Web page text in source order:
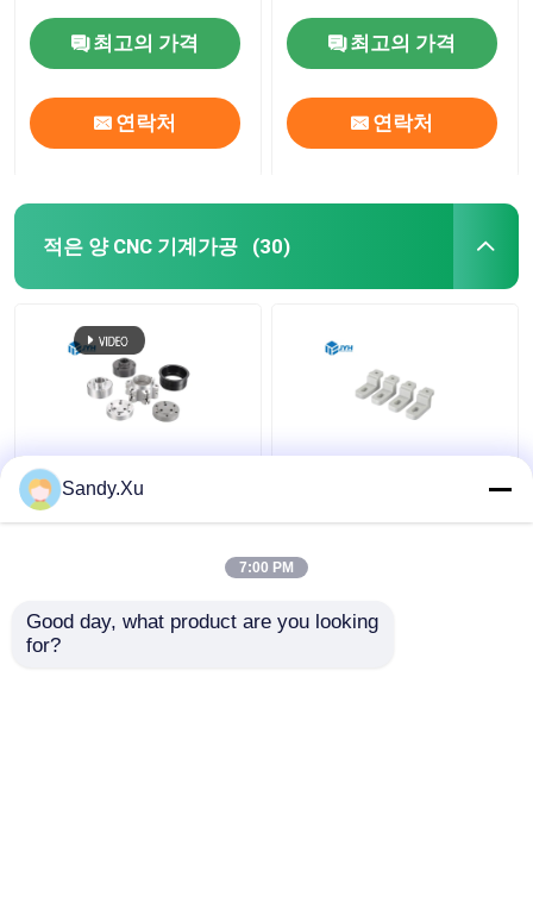
최고의 가격
연락처
최고의 가격
연락처
적은 양 CNC 기계가공 (30)
JYH 저용량 CNC 가공
공급자 ISO9001 SGS 인
Sandy.Xu
7:00 PM
Good day, what product are you looking
for?